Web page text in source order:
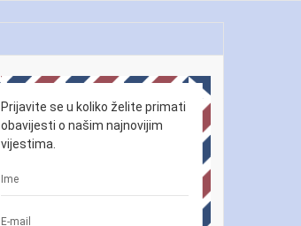
Prijavite se u koliko želite primati
obavijesti o našim najnovijim
vijestima.